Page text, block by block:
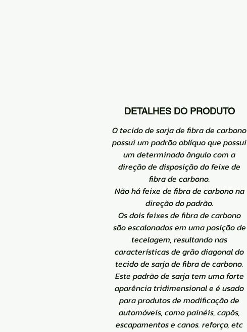
DETALHES DO PRODUTO
O tecido de sarja de fibra de carbono
possui um padrão oblíquo que possui
um determinado ângulo com a
direção de disposição do feixe de
fibra de carbono.
Não há feixe de fibra de carbono na
direção do padrão.
Os dois feixes de fibra de carbono
são escalonados em uma posição de
tecelagem, resultando nas
características de grão diagonal do
tecido de sarja de fibra de carbono.
Este padrão de sarja tem uma forte
aparência tridimensional e é usado
para produtos de modificação de
automóveis, como painéis, capôs,
escapamentos e canos. reforço, etc